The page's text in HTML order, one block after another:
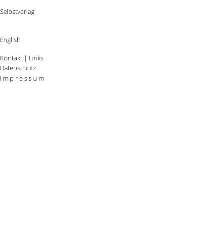
Selbstverlag
English
Kontakt | Links
Datenschutz
I m p r e s s u m